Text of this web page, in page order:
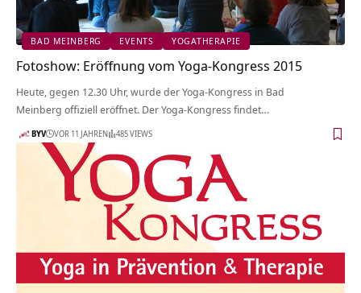
BAD MEINBERG EVENTS YOGATHERAPIE
Fotoshow: Eröffnung vom Yoga-Kongress 2015
Heute, gegen 12.30 Uhr, wurde der Yoga-Kongress in Bad
Meinberg offiziell eröffnet. Der Yoga-Kongress findet…
BYV VOR 11 JAHREN 485 VIEWS